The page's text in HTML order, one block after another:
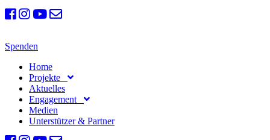
Spenden
Home
Projekte
Aktuelles
Engagement
Medien
Unterstützer & Partner